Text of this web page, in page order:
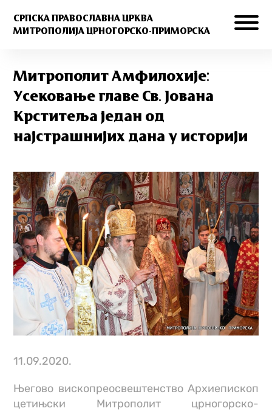
СРПСКА ПРАВОСЛАВНА ЦРКВА
МИТРОПОЛИЈА ЦРНОГОРСКО-ПРИМОРСКА
Митрополит Амфилохије:
Усековање главе Св. Јована
Крститеља један од
најстрашнијих дана у историји
11.09.2020.
Његово вископреосвештенство Архиепископ
цетињски Митрополит црногорско-